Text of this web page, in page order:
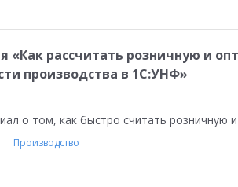
«Как рассчитать розничную и
производства в 1С:УНФ»
о том, как быстро считать розничную
Производство